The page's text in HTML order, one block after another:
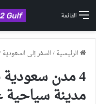
القائمة
الرئيسية/السفر إلى السعودية
مدينة سياحية